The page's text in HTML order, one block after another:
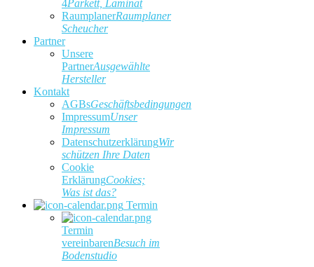
4Parkett, Laminat
RaumplanerRaumplaner
Scheucher
Partner
Unsere
PartnerAusgewählte
Hersteller
Kontakt
AGBsGeschäftsbedingungen
ImpressumUnser
Impressum
DatenschutzerklärungWir
schützen Ihre Daten
Cookie
ErklärungCookies;
Was ist das?
Termin
Termin
vereinbarenBesuch im
Bodenstudio